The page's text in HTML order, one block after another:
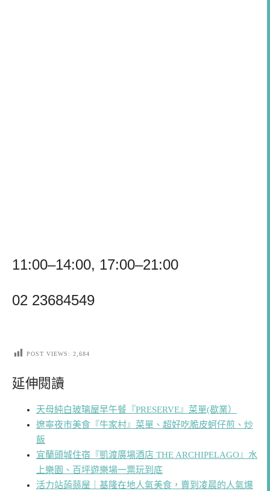
11:00–14:00, 17:00–21:00
02 23684549
POST VIEWS: 2,684
延伸閱讀
天母純白玻璃屋早午餐『PRESERVE』菜單(歇業）
遼寧夜市美食『牛家村』菜單、超好吃脆皮蚵仔煎、炒
飯
宜蘭頭城住宿『凱渡廣場酒店 THE ARCHIPELAGO』水
上樂園、百坪遊樂場一票玩到底
活力站蒟蒻屋｜基隆在地人氣美食，賣到凌晨的人氣爆